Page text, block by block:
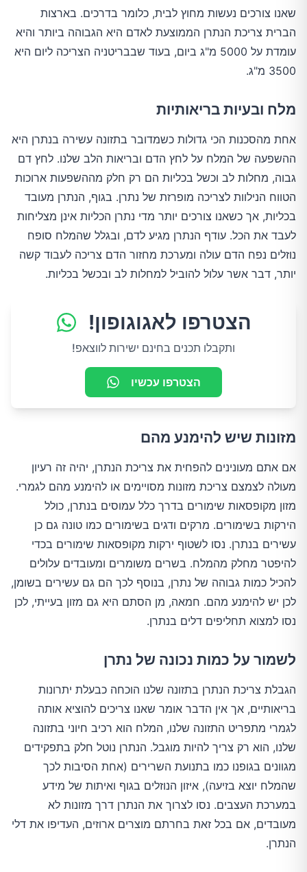
שאנו צורכים נעשות מחוץ לבית, כלומר בדרכים. בארצות
הברית צריכת הנתרן הממוצעת לאדם היא הגבוהה ביותר והיא
עומדת על 5000 מ"ג ביום, בעוד שבבריטניה הצריכה ליום היא
3500 מ"ג.
מלח ובעיות בריאותיות
אחת מהסכנות הכי גדולות כשמדובר בתזונה עשירה בנתרן היא
ההשפעה של המלח על לחץ הדם ובריאות הלב שלנו. לחץ דם
גבוה, מחלות לב וכשל בכליות הם רק חלק מההשפעות ארוכות
הטווח הנילוות לצריכה מופרזת של נתרן. בגוף, הנתרן מעובד
בכליות, אך כשאנו צורכים יותר מדי נתרן הכליות אינן מצליחות
לעבד את הכל. עודף הנתרן מגיע לדם, ובגלל שהמלח סופח
נוזלים נפח הדם עולה ומערכת מחזור הדם צריכה לעבוד קשה
יותר, דבר אשר עלול להוביל למחלות לב ובכשל בכליות.
הצטרפו לאגוגופון!
ותקבלו תכנים בחינם ישירות לווצאפ!
הצטרפו עכשיו
מזונות שיש להימנע מהם
אם אתם מעונינים להפחית את צריכת הנתרן, יהיה זה רעיון
מעולה לצמצם צריכת מזונות מסויימים או להימנע מהם לגמרי.
מזון מקופסאות שימורים בדרך כלל עמוסים בנתרן, כולל
הירקות בשימורים. מרקים ודגים בשימורים כמו טונה גם כן
עשירים בנתרן. נסו לשטוף ירקות מקופסאות שימורים בכדי
להיפטר מחלק מהמלח. בשרים משומרים ומעובדים עלולים
להכיל כמות גבוהה של נתרן, בנוסף לכך הם גם עשירים בשומן,
לכן יש להימנע מהם. חמאה, מן הסתם היא גם מזון בעייתי, לכן
נסו למצוא תחליפים דלים בנתרן.
לשמור על כמות נכונה של נתרן
הגבלת צריכת הנתרן בתזונה שלנו הוכחה כבעלת יתרונות
בריאותיים, אך אין הדבר אומר שאנו צריכים להוציא אותה
לגמרי מתפריט התזונה שלנו, המלח הוא רכיב חיוני בתזונה
שלנו, הוא רק צריך להיות מוגבל. הנתרן נוטל חלק בתפקידים
מגוונים בגופנו כמו בתנועת השרירים (אחת הסיבות לכך
שהמלח יוצא בזיעה), איזון הנוזלים בגוף ואיתות של מידע
במערכת העצבים. נסו לצרוך את הנתרן דרך מזונות לא
מעובדים, אם בכל זאת בחרתם מוצרים ארוזים, העדיפו את דלי
הנתרן.